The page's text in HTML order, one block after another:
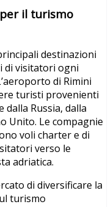
il turismo
destinazioni
di visitatori ogni
di Rimini
turisti provenienti
Russia, dalla
Unito. Le compagnie
voli charter e di
verso le
adriatica.
di diversificare la
turismo